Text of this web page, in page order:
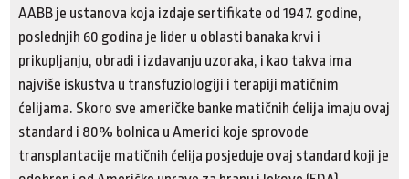
AABB je ustanova koja izdaje sertifikate od 1947. godine,
poslednjih 60 godina je lider u oblasti banaka krvi i
prikupljanju, obradi i izdavanju uzoraka, i kao takva ima
najviše iskustva u transfuziologiji i terapiji matičnim
ćelijama. Skoro sve američke banke matičnih ćelija imaju ovaj
standard i 80% bolnica u Americi koje sprovode
transplantacije matičnih ćelija posjeduje ovaj standard koji je